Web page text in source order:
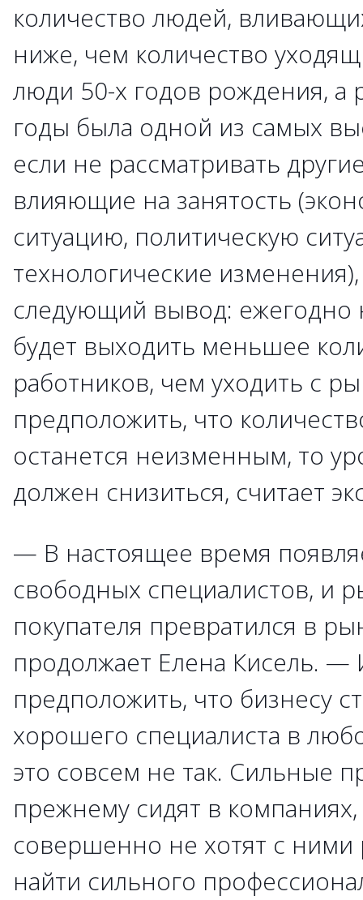
количество людей,
ниже, чем количество
люди 50-х годов рождения, а
годы была одной из самых
если не рассматривать
влияющие на занятость
ситуацию, политическую
технологические
следующий вывод: ежегодно
будет выходить меньшее
работников, чем уходить с
предположить, что
останется неизменным, то
должен снизиться, считает
— В настоящее время
свободных специалистов, и
покупателя превратился в
продолжает Елена Кисель.
предположить, что бизнесу
хорошего специалиста в
это совсем не так. Сильные
прежнему сидят в
совершенно не хотят с ними
найти сильного